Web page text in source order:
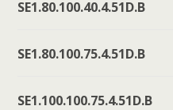
SE1.80.100.40.4.51D.B
SE1.80.100.75.4.51D.B
SE1.100.100.75.4.51D.B